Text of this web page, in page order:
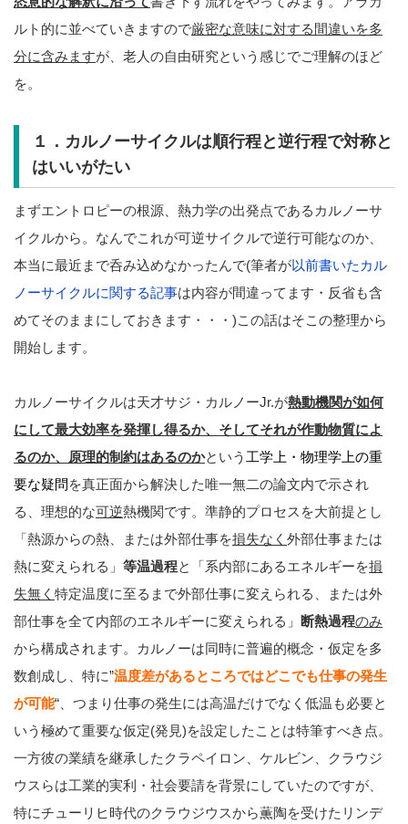
ルト的に並べていきますので厳密な意味に対する間違いを多
分に含みますが、老人の自由研究という感じでご理解のほど
を。
１．カルノーサイクルは順行程と逆行程で対称と
はいいがたい
まずエントロピーの根源、熱力学の出発点であるカルノーサ
イクルから。なんでこれが可逆サイクルで逆行可能なのか、
本当に最近まで呑み込めなかったんで(筆者が以前書いたカル
ノーサイクルに関する記事は内容が間違ってます・反省も含
めてそのままにしておきます・・・)この話はそこの整理から
開始します。
カルノーサイクルは天才サジ・カルノーJr.が熱動機関が如何
にして最大効率を発揮し得るか、そしてそれが作動物質によ
るのか、原理的制約はあるのかという 工学上・物理学上の重
要な疑問 を真正面から解決した唯一無二の論文内で示され
る、理想的な可逆熱機関です。準静的プロセスを大前提とし
「熱源からの熱、または外部仕事を損失なく 外部仕事または
熱に変えられる」 等温過程と「系内部にあるエネルギーを損
失無く 特定温度に至るまで外部仕事に変えられる、または外
部仕事を全て内部のエネルギーに変えられる」
断熱過程のみ
から構成されます。カルノーは同時に普遍的概念・仮定を多
数創成し、特に”温度差があるところではどこでも仕事の発生
が可能“、つまり仕事の発生には高温だけでなく低温も必要と
いう極めて重要な仮定(発見)を設定したことは特筆すべき点。
一方彼の業績を継承したクラペイロン、ケルビン、クラウジ
ウスらは工業的実利・社会要請を背景にしていたのですが、
特にチューリヒ時代のクラウジウスから薫陶を受けたリンデ